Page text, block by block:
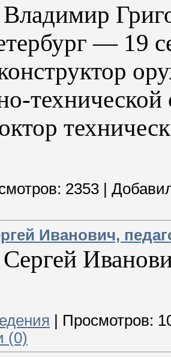
— 19
2353
Иванович,
| Просмотров:
(0)